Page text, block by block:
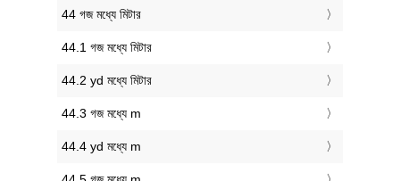
44 গজ মধ্যে মিটার
44.1 গজ মধ্যে মিটার
44.2 yd মধ্যে মিটার
44.3 গজ মধ্যে m
44.4 yd মধ্যে m